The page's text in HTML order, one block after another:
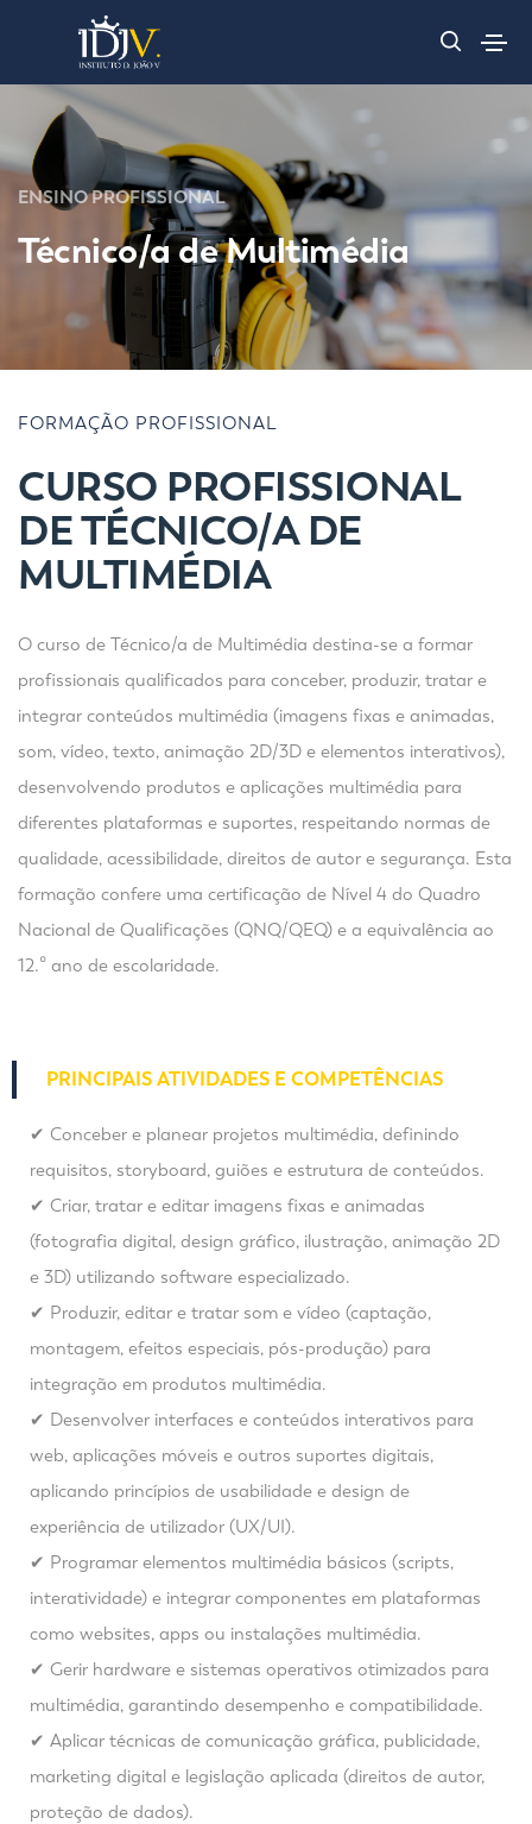
ENSINO PROFISSIONAL
Técnico/a de Multimédia
FORMAÇÃO PROFISSIONAL
CURSO PROFISSIONAL
DE TÉCNICO/A DE
MULTIMÉDIA
O curso de Técnico/a de Multimédia destina-se a formar
profissionais qualificados para conceber, produzir, tratar e
integrar conteúdos multimédia (imagens fixas e animadas,
som, vídeo, texto, animação 2D/3D e elementos interativos),
desenvolvendo produtos e aplicações multimédia para
diferentes plataformas e suportes, respeitando normas de
qualidade, acessibilidade, direitos de autor e segurança. Esta
formação confere uma certificação de Nível 4 do Quadro
Nacional de Qualificações (QNQ/QEQ) e a equivalência ao
12.º ano de escolaridade.
PRINCIPAIS ATIVIDADES E COMPETÊNCIAS
✔ Conceber e planear projetos multimédia, definindo
requisitos, storyboard, guiões e estrutura de conteúdos.
✔ Criar, tratar e editar imagens fixas e animadas
(fotografia digital, design gráfico, ilustração, animação 2D
e 3D) utilizando software especializado.
✔ Produzir, editar e tratar som e vídeo (captação,
montagem, efeitos especiais, pós-produção) para
integração em produtos multimédia.
✔ Desenvolver interfaces e conteúdos interativos para
web, aplicações móveis e outros suportes digitais,
aplicando princípios de usabilidade e design de
experiência de utilizador (UX/UI).
✔ Programar elementos multimédia básicos (scripts,
interatividade) e integrar componentes em plataformas
como websites, apps ou instalações multimédia.
✔ Gerir hardware e sistemas operativos otimizados para
multimédia, garantindo desempenho e compatibilidade.
✔ Aplicar técnicas de comunicação gráfica, publicidade,
marketing digital e legislação aplicada (direitos de autor,
proteção de dados).